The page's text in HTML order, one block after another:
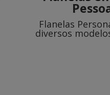
Flanelas
diversos